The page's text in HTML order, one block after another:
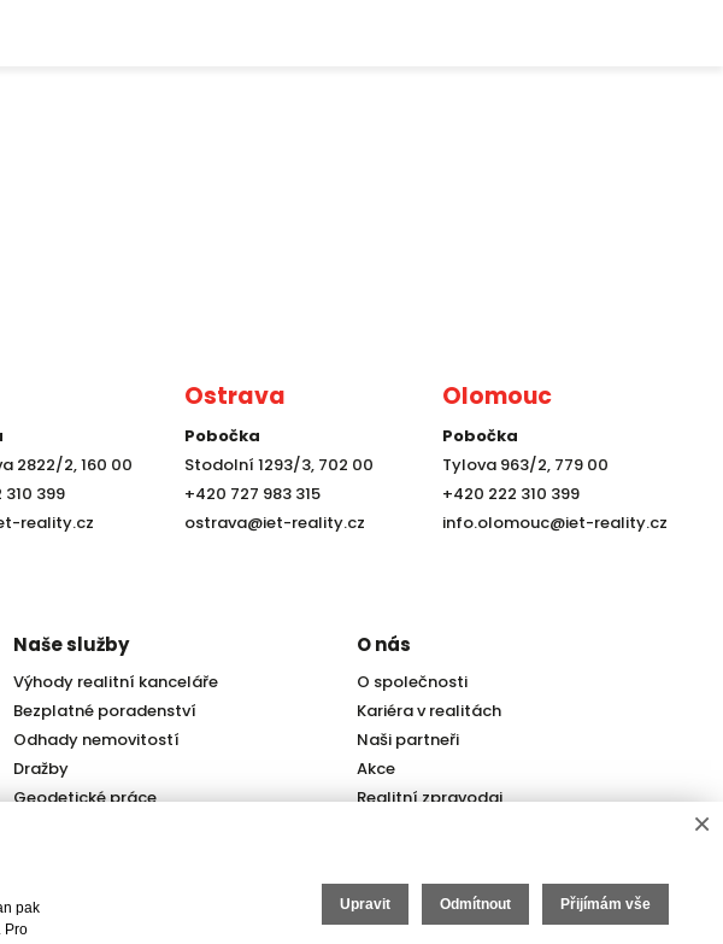
2822/2, 160 00
399
reality.cz
Ostrava
Pobočka
Stodolní 1293/3, 702 00
+420 727 983 315
ostrava@iet-reality.cz
Olomouc
Pobočka
Tylova 963/2, 779 00
+420 222 310 399
info.olomouc@iet-reality.cz
Naše služby
Výhody realitní kanceláře
Bezplatné poradenství
Odhady nemovitostí
Dražby
Geodetické práce
Pojištění
O nás
O společnosti
Kariéra v realitách
Naši partneři
Akce
Realitní zpravodaj
×
pak
Pro
Upravit Odmítnout Přijímám vše